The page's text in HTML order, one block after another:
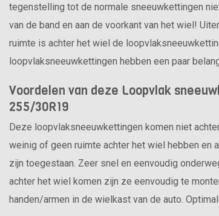
tegenstelling tot de normale sneeuwkettingen
van de band en aan de voorkant van het wiel!
ruimte is achter het wiel de
loopvlaksneeuwkettingen hebben een paar
Voordelen van deze Loopvlak
255/30R19
Deze loopvlaksneeuwkettingen komen niet
weinig of geen ruimte achter het wiel hebben en
zijn toegestaan. Zeer snel en eenvoudig
achter het wiel komen zijn ze eenvoudig te
handen/armen in de wielkast van de auto.